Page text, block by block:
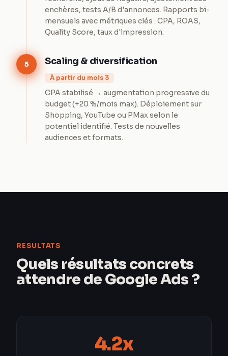
enchères, tests A/B d'annonces. Rapports bi-
mensuels avec métriques clés : CPA, ROAS,
Quality Score, taux d'impression.
5 Scaling & diversification
À partir du mois 3
CPA stabilisé → augmentation progressive du
budget (+20 %/mois max). Déploiement sur
Shopping, YouTube ou PMax selon le
potentiel identifié. Tests de nouvelles
audiences et formats.
RESULTATS
Quels résultats concrets
attendre de Google Ads ?
4.2x